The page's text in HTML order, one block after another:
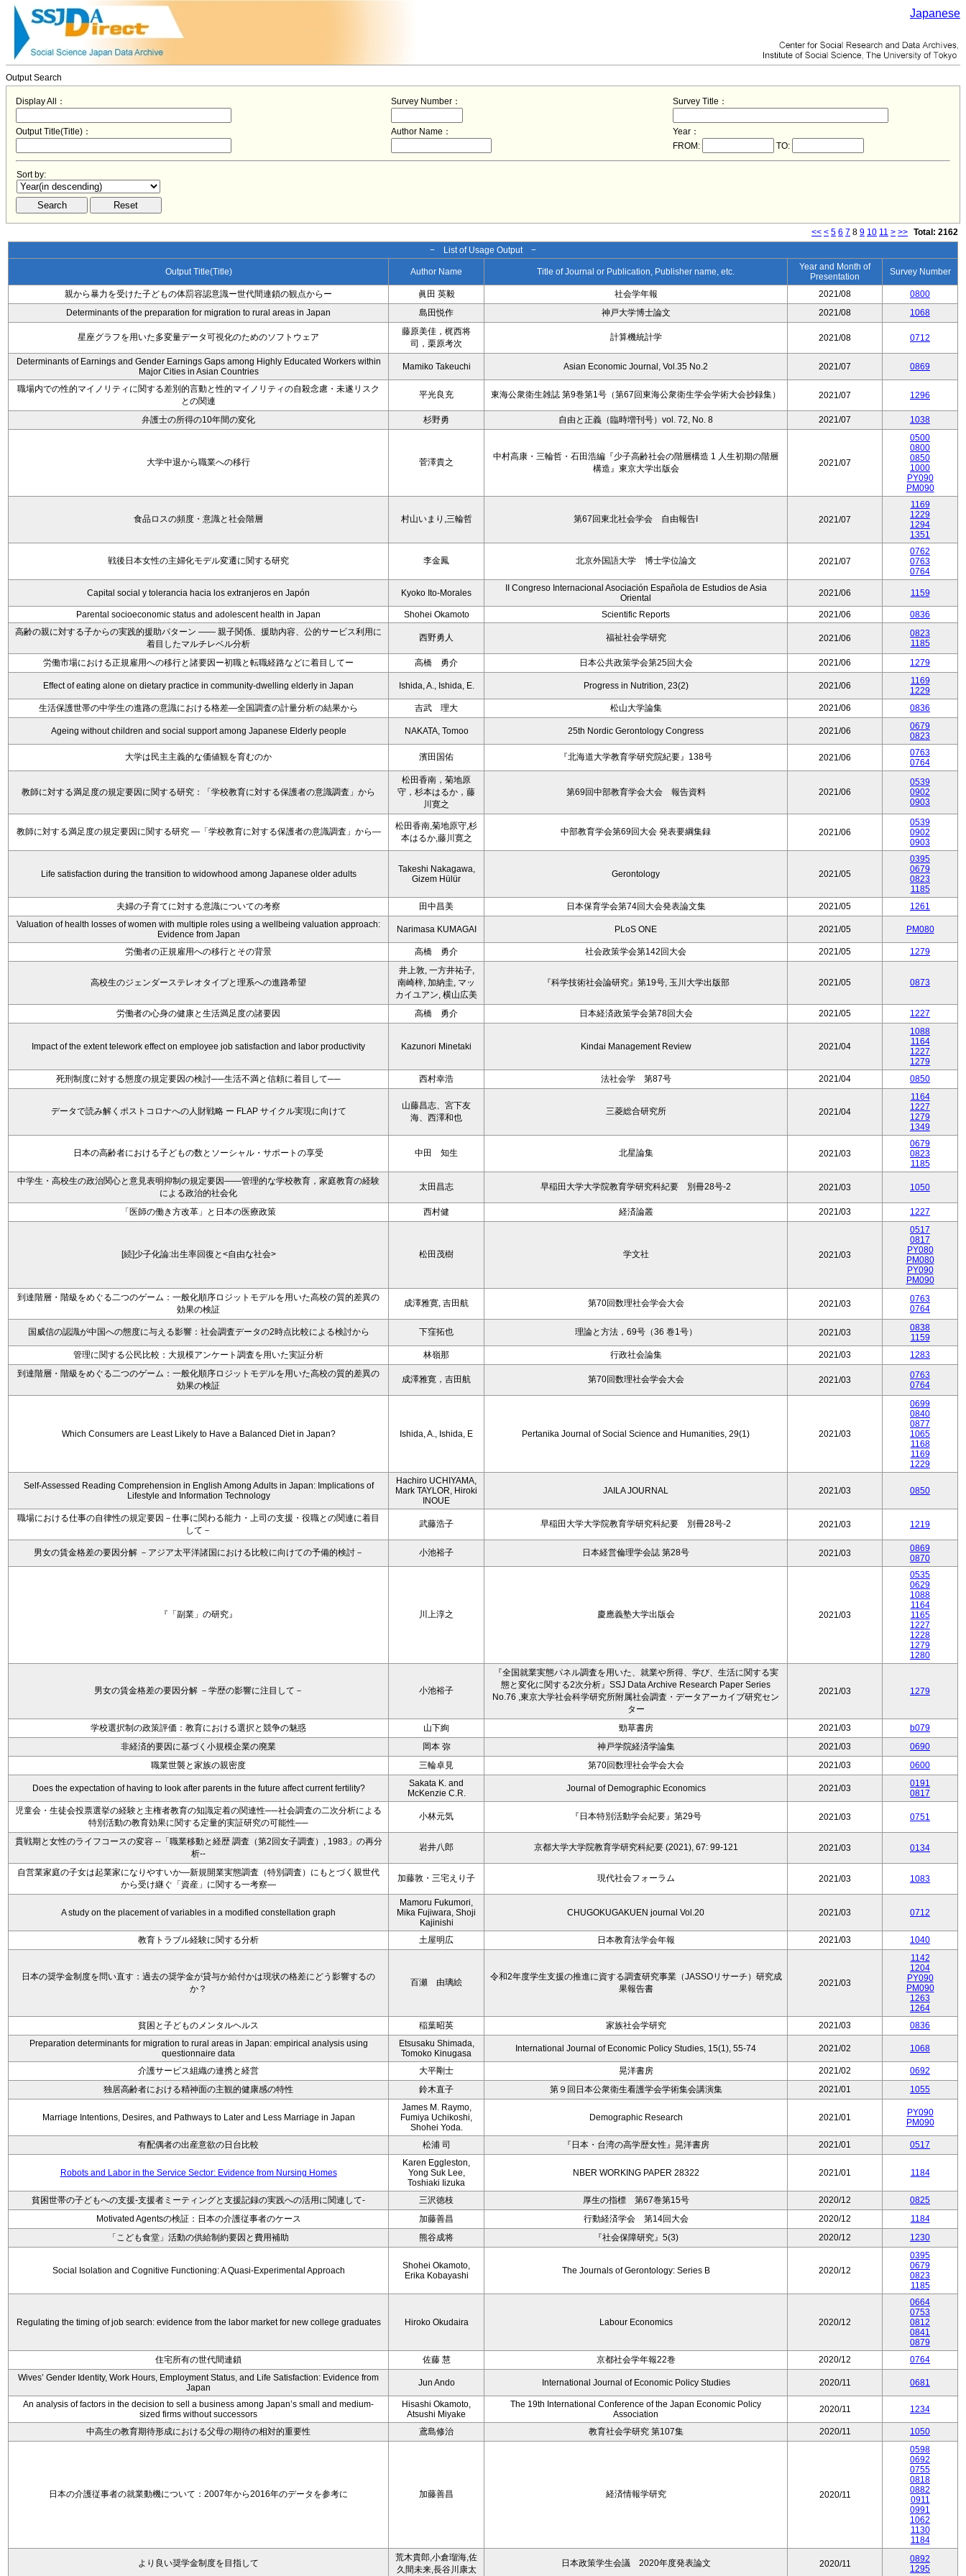
Japanese
Output Search
Display All： Survey Number： Survey Title：
Output Title(Title)： Author Name：
Year：
FROM:
TO:
Sort by:
<< < 5 6 7 8 9 10 11 > >> Total: 2162
− List of Usage Output −
Output Title(Title) Author Name Title of Journal or Publication, Publisher name, etc.
Year and Month of
Presentation
Survey Number
親から暴力を受けた子どもの体罰容認意識ー世代間連鎖の観点からー 眞田 英毅 社会学年報 2021/08
0800
Determinants of the preparation for migration to rural areas in Japan
島田悦作 神戸大学博士論文 2021/08 1068
星座グラフを用いた多変量データ可視化のためのソフトウェア
藤原美佳，梶西将
司，栗原考次
計算機統計学 2021/08 0712
Determinants of Earnings and Gender Earnings Gaps among Highly Educated Workers within
Major Cities in Asian Countries
Mamiko Takeuchi Asian Economic Journal, Vol.35 No.2 2021/07 0869
職場内での性的マイノリティに関する差別的言動と性的マイノリティの自殺念慮・未遂リスク
との関連
平光良充 東海公衆衛生雑誌 第9巻第1号（第67回東海公衆衛生学会学術大会抄録集） 2021/07 1296
弁護士の所得の10年間の変化 杉野勇 自由と正義（臨時増刊号）vol. 72, No. 8 2021/07 1038
大学中退から職業への移行 菅澤貴之
中村高康・三輪哲・石田浩編『少子高齢社会の階層構造 1 人生初期の階層
構造』東京大学出版会
2021/07
0500
0800
0850
1000
PY090
PM090
食品ロスの頻度・意識と社会階層 村山いまり,三輪哲 第67回東北社会学会 自由報告I 2021/07
1169
1229
1294
1351
戦後日本女性の主婦化モデル変遷に関する研究 李金鳳 北京外国語大学 博士学位論文 2021/07
0762
0763
0764
Capital social y tolerancia hacia los extranjeros en Japón Kyoko Ito-Morales
II Congreso Internacional Asociación Española de Estudios de Asia
Oriental
2021/06 1159
Parental socioeconomic status and adolescent health in Japan Shohei Okamoto Scientific Reports 2021/06
0836
高齢の親に対する子からの実践的援助パターン ―― 親子関係、援助内容、公的サービス利用に
着目したマルチレベル分析
西野勇人 福祉社会学研究 2021/06
0823
1185
労働市場における正規雇用への移行と諸要因ー初職と転職経路などに着目してー
高橋 勇介 日本公共政策学会第25回大会 2021/06 1279
Effect of eating alone on dietary practice in community-dwelling elderly in Japan Ishida, A., Ishida, E. Progress in Nutrition, 23(2) 2021/06
1169
1229
生活保護世帯の中学生の進路の意識における格差―全国調査の計量分析の結果から
吉武 理大 松山大学論集 2021/06 0836
Ageing without children and social support among Japanese Elderly people NAKATA, Tomoo 25th Nordic Gerontology Congress 2021/06
0679
0823
大学は民主主義的な価値観を育むのか 濱田国佑 『北海道大学教育学研究院紀要』138号 2021/06
0763
0764
教師に対する満足度の規定要因に関する研究：「学校教育に対する保護者の意識調査」から
松田香南，菊地原
守，杉本はるか，藤
川寛之
第69回中部教育学会大会 報告資料 2021/06
0539
0902
0903
教師に対する満足度の規定要因に関する研究 ―「学校教育に対する保護者の意識調査」から―
松田香南,菊地原守,杉
本はるか,藤川寛之
中部教育学会第69回大会 発表要綱集録 2021/06
0539
0902
0903
Life satisfaction during the transition to widowhood among Japanese older adults
Takeshi Nakagawa,
Gizem Hülür
Gerontology 2021/05
0395
0679
0823
1185
夫婦の子育てに対する意識についての考察
田中昌美 日本保育学会第74回大会発表論文集 2021/05
1261
Valuation of health losses of women with multiple roles using a wellbeing valuation approach:
Evidence from Japan
Narimasa KUMAGAI PLoS ONE 2021/05 PM080
労働者の正規雇用への移行とその背景 高橋 勇介 社会政策学会第142回大会 2021/05 1279
高校生のジェンダーステレオタイプと理系への進路希望
井上敦, 一方井祐子,
南崎梓, 加納圭, マッ
カイユアン, 横山広美
『科学技術社会論研究』第19号, 玉川大学出版部 2021/05 0873
労働者の心身の健康と生活満足度の諸要因 高橋 勇介 日本経済政策学会第78回大会 2021/05 1227
Impact of the extent telework effect on employee job satisfaction and labor productivity Kazunori Minetaki Kindai Management Review 2021/04
1088
1164
1227
1279
死刑制度に対する態度の規定要因の検討──生活不満と信頼に着目して──
西村幸浩 法社会学 第87号 2021/04 0850
データで読み解くポストコロナへの人財戦略 ー FLAP サイクル実現に向けて
山藤昌志、宮下友
海、西澤和也
三菱総合研究所 2021/04
1164
1227
1279
1349
日本の高齢者における子どもの数とソーシャル・サポートの享受 中田 知生 北星論集 2021/03
0679
0823
1185
中学生・高校生の政治関心と意見表明抑制の規定要因――管理的な学校教育，家庭教育の経験
による政治的社会化
太田昌志 早稲田大学大学院教育学研究科紀要 別冊28号-2 2021/03 1050
「医師の働き方改革」と日本の医療政策 西村健 経済論叢 2021/03 1227
[続]少子化論:出生率回復と<自由な社会> 松田茂樹 学文社 2021/03
0517
0817
PY080
PM080
PY090
PM090
到達階層・階級をめぐる二つのゲーム：一般化順序ロジットモデルを用いた高校の質的差異の
効果の検証
成澤雅寛, 吉田航 第70回数理社会学会大会 2021/03
0763
0764
国威信の認識が中国への態度に与える影響：社会調査データの2時点比較による検討から 下窪拓也 理論と方法，69号（36 巻1号） 2021/03
0838
1159
管理に関する公民比較：大規模アンケート調査を用いた実証分析
林嶺那 行政社会論集 2021/03
1283
到達階層・階級をめぐる二つのゲーム：一般化順序ロジットモデルを用いた高校の質的差異の
効果の検証
成澤雅寛，吉田航 第70回数理社会学会大会 2021/03
0763
0764
Which Consumers are Least Likely to Have a Balanced Diet in Japan? Ishida, A., Ishida, E Pertanika Journal of Social Science and Humanities, 29(1) 2021/03
0699
0840
0877
1065
1168
1169
1229
Self-Assessed Reading Comprehension in English Among Adults in Japan: Implications of
Lifestyle and Information Technology
Hachiro UCHIYAMA,
Mark TAYLOR, Hiroki
INOUE
JAILA JOURNAL 2021/03 0850
職場における仕事の自律性の規定要因－仕事に関わる能力・上司の支援・役職との関連に着目
して－
武藤浩子 早稲田大学大学院教育学研究科紀要 別冊28号-2 2021/03 1219
男女の賃金格差の要因分解 －アジア太平洋諸国における比較に向けての予備的検討－ 小池裕子 日本経営倫理学会誌 第28号 2021/03
0869
0870
『「副業」の研究』 川上淳之 慶應義塾大学出版会 2021/03
0535
0629
1088
1164
1165
1227
1228
1279
1280
男女の賃金格差の要因分解 －学歴の影響に注目して－ 小池裕子
『全国就業実態パネル調査を用いた、就業や所得、学び、生活に関する実
態と変化に関する2次分析』SSJ Data Archive Research Paper Series
No.76 ,東京大学社会科学研究所附属社会調査・データアーカイブ研究セン
ター
2021/03 1279
学校選択制の政策評価：教育における選択と競争の魅惑 山下絢 勁草書房 2021/03
b079
非経済的要因に基づく小規模企業の廃業
岡本 弥 神戸学院経済学論集 2021/03
0690
職業世襲と家族の親密度
三輪卓見 第70回数理社会学会大会 2021/03 0600
Does the expectation of having to look after parents in the future affect current fertility?
Sakata K. and
McKenzie C.R.
Journal of Demographic Economics 2021/03
0191
0817
児童会・生徒会投票選挙の経験と主権者教育の知識定着の関連性──社会調査の二次分析による
特別活動の教育効果に関する定量的実証研究の可能性──
小林元気 『日本特別活動学会紀要』第29号 2021/03 0751
貫戦期と女性のライフコースの変容 --「職業移動と経歴 調査（第2回女子調査）, 1983」の再分
析--
岩井八郎 京都大学大学院教育学研究科紀要 (2021), 67: 99-121 2021/03 0134
自営業家庭の子女は起業家になりやすいか―新規開業実態調査（特別調査）にもとづく親世代
から受け継ぐ「資産」に関する一考察―
加藤敦・三宅えり子 現代社会フォーラム 2021/03 1083
A study on the placement of variables in a modified constellation graph
Mamoru Fukumori,
Mika Fujiwara, Shoji
Kajinishi
CHUGOKUGAKUEN journal Vol.20 2021/03 0712
教育トラブル経験に関する分析 土屋明広 日本教育法学会年報 2021/03 1040
日本の奨学金制度を問い直す：過去の奨学金が貸与か給付かは現状の格差にどう影響するの
か？
百瀬 由璃絵
令和2年度学生支援の推進に資する調査研究事業（JASSOリサーチ）研究成
果報告書
2021/03
1142
1204
PY090
PM090
1263
1264
貧困と子どものメンタルヘルス
稲葉昭英 家族社会学研究 2021/03
0836
Preparation determinants for migration to rural areas in Japan: empirical analysis using
questionnaire data
Etsusaku Shimada,
Tomoko Kinugasa
International Journal of Economic Policy Studies, 15(1), 55-74 2021/02 1068
介護サービス組織の連携と経営 大平剛士 晃洋書房 2021/02
0692
独居高齢者における精神面の主観的健康感の特性
鈴木直子 第９回日本公衆衛生看護学会学術集会講演集 2021/01 1055
Marriage Intentions, Desires, and Pathways to Later and Less Marriage in Japan
James M. Raymo,
Fumiya Uchikoshi,
Shohei Yoda.
Demographic Research 2021/01
PY090
PM090
有配偶者の出産意欲の日台比較 松浦 司 『日本・台湾の高学歴女性』晃洋書房 2021/01 0517
Robots and Labor in the Service Sector: Evidence from Nursing Homes
Karen Eggleston,
Yong Suk Lee,
Toshiaki Iizuka
NBER WORKING PAPER 28322 2021/01 1184
貧困世帯の子どもへの支援-支援者ミーティングと支援記録の実践への活用に関連して- 三沢徳枝 厚生の指標 第67巻第15号 2020/12
0825
Motivated Agentsの検証：日本の介護従事者のケース
加藤善昌 行動経済学会 第14回大会 2020/12
1184
「こども食堂」活動の供給制約要因と費用補助
熊谷成将 『社会保障研究』5(3) 2020/12 1230
Social Isolation and Cognitive Functioning: A Quasi-Experimental Approach
Shohei Okamoto,
Erika Kobayashi
The Journals of Gerontology: Series B 2020/12
0395
0679
0823
1185
Regulating the timing of job search: evidence from the labor market for new college graduates Hiroko Okudaira Labour Economics 2020/12
0664
0753
0812
0841
0879
住宅所有の世代間連鎖
佐藤 慧 京都社会学年報22巻 2020/12
0764
Wives’ Gender Identity, Work Hours, Employment Status, and Life Satisfaction: Evidence from
Japan
Jun Ando International Journal of Economic Policy Studies 2020/11 0681
An analysis of factors in the decision to sell a business among Japan’s small and medium-
sized firms without successors
Hisashi Okamoto,
Atsushi Miyake
The 19th International Conference of the Japan Economic Policy
Association
2020/11 1234
中高生の教育期待形成における父母の期待の相対的重要性 鳶島修治 教育社会学研究 第107集 2020/11 1050
日本の介護従事者の就業動機について：2007年から2016年のデータを参考に 加藤善昌 経済情報学研究 2020/11
0598
0692
0755
0818
0882
0911
0991
1062
1130
1184
より良い奨学金制度を目指して
荒木貴郎,小倉瑠海,佐
久間未来,長谷川康太
日本政策学生会議 2020年度発表論文 2020/11
0892
1295